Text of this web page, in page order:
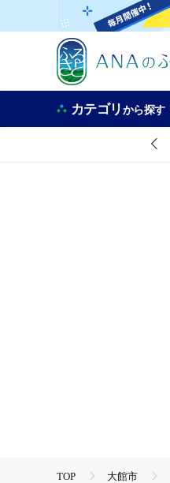
カテゴリから探す
TOP 大館市